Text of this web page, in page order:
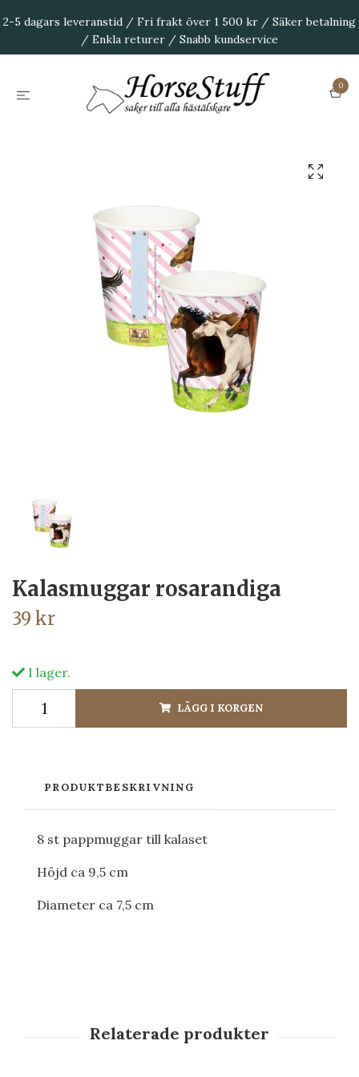
2-5 dagars leveranstid / Fri frakt över 1 500 kr / Säker betalning
/ Enkla returer / Snabb kundservice
0
Kalasmuggar rosarandiga
39 kr
I lager.
LÄGG I KORGEN
PRODUKTBESKRIVNING
8 st pappmuggar till kalaset
Höjd ca 9,5 cm
Diameter ca 7,5 cm